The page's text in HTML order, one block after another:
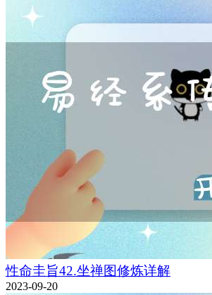
性命圭旨42.坐禅图修炼详解
2023-09-20